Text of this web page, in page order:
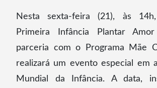
Nesta sexta-feira (21), às
Primeira Infância Plantar
parceria com o Programa Mãe
realizará um evento especial em
Mundial da Infância. A data,